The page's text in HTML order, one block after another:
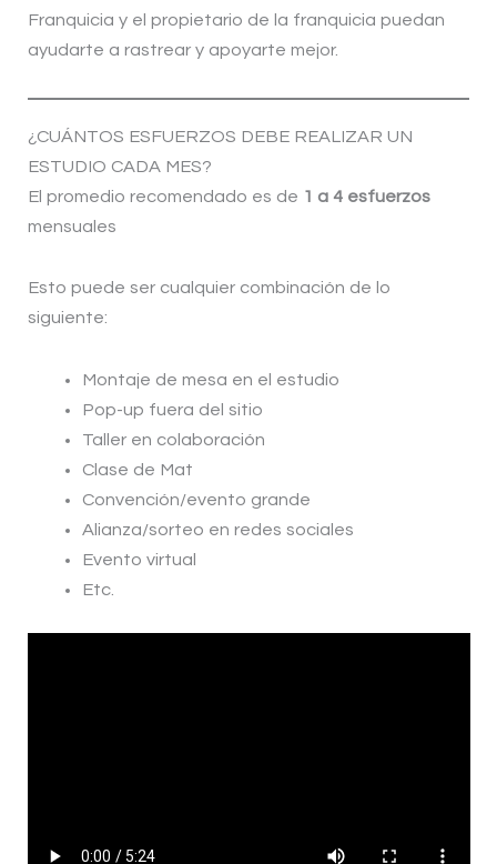
Franquicia y el propietario de la franquicia puedan
ayudarte a rastrear y apoyarte mejor.
¿CUÁNTOS ESFUERZOS DEBE REALIZAR UN
ESTUDIO CADA MES?
El promedio recomendado es de 1 a 4 esfuerzos
mensuales
Esto puede ser cualquier combinación de lo
siguiente:
Montaje de mesa en el estudio
Pop-up fuera del sitio
Taller en colaboración
Clase de Mat
Convención/evento grande
Alianza/sorteo en redes sociales
Evento virtual
Etc.